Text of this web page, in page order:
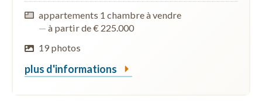
appartements 1 chambre à vendre
— à partir de € 225.000
19 photos
plus d'informations